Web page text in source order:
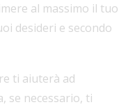
al massimo il tuo
desideri e secondo
ti aiuterà ad
se necessario, ti